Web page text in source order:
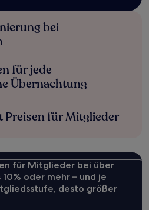
bei
für jede
Übernachtung
Preisen für Mitglieder
für Mitglieder bei über
oder mehr – und je
desto größer